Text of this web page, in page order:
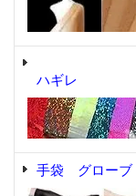
ハギレ
手袋 グローブ